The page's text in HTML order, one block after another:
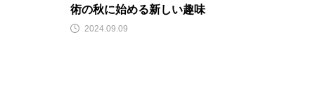
術の秋に始める新しい趣味
2024.09.09